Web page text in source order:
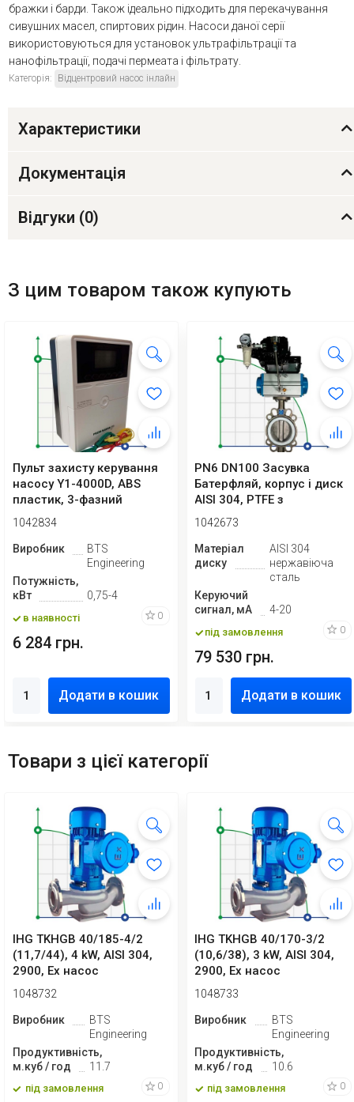
бражки і барди. Також ідеально підходить для перекачування
сивушних масел, спиртових рідин. Насоси даної серії
використовуються для установок ультрафільтрації та
нанофільтрації, подачі пермеата і фільтрату.
Категорія: Відцентровий насос інлайн
Характеристики
Документація
Відгуки (0)
З цим товаром також купують
Пульт захисту керування
насосу Y1-4000D, ABS
пластик, 3-фазний
380В-415В, 0,7...
1042834
Виробник
BTS
Engineering
Потужність,
кВт
0,75-4
в наявності 0
6 284 грн.
Додати в кошик
PN6 DN100 Засувка
Батерфляй, корпус і диск
AISI 304, PTFE з
пневмоприводом Ex...
1042673
Матеріал
диску
AISI 304
нержавіюча
сталь
Керуючий
сигнал, мА
4-20
під замовлення 0
79 530 грн.
Додати в кошик
Товари з цієї категорії
IHG TKHGB 40/185-4/2
(11,7/44), 4 kW, AISI 304,
2900, Ex насос
нержавіючий ін...
1048732
Виробник
BTS
Engineering
Продуктивність,
м.куб / год
11.7
під замовлення 0
IHG TKHGB 40/170-3/2
(10,6/38), 3 kW, AISI 304,
2900, Ex насос
нержавіючий ін...
1048733
Виробник
BTS
Engineering
Продуктивність,
м.куб / год
10.6
під замовлення 0